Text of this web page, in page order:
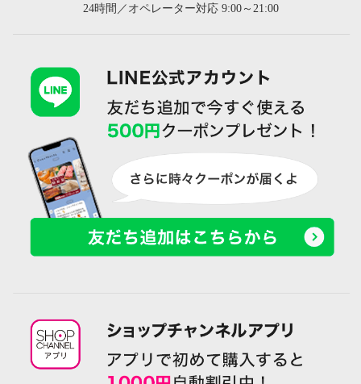
24時間／オペレーター対応 9:00～21:00